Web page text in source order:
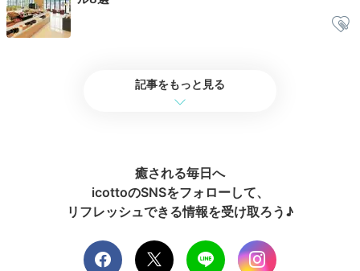
神戸市と淡路島をつなぐ「明石海峡大橋」を渡って「淡
路島」へ。島内に宿泊施設もあるので、泊まりでも日帰
記事をもっと見る
癒される毎日へ
icottoのSNSをフォローして、
リフレッシュできる情報を受け取ろう♪